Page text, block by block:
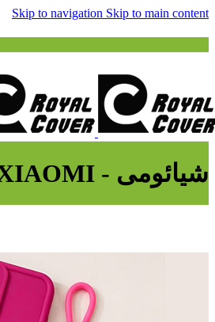
Skip to navigation Skip to main content
شیائومی - XIAOMI